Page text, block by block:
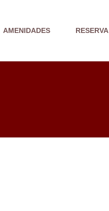
AMENIDADES RESERVA